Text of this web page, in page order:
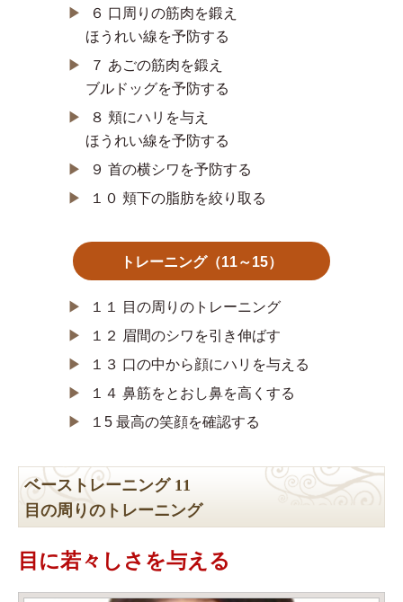
▶︎
６ 口周りの筋肉を鍛え
ほうれい線を予防する
▶︎
７ あごの筋肉を鍛え
ブルドッグを予防する
▶︎
８ 頬にハリを与え
ほうれい線を予防する
▶︎
９ 首の横シワを予防する
▶︎
１０ 頬下の脂肪を絞り取る
トレーニング（11～15）
▶︎
１１ 目の周りのトレーニング
▶︎
１２ 眉間のシワを引き伸ばす
▶︎
１３ 口の中から顔にハリを与える
▶︎
１４ 鼻筋をとおし鼻を高くする
▶︎
１5 最高の笑顔を確認する
ベーストレーニング 11
目の周りのトレーニング
目に若々しさを与える